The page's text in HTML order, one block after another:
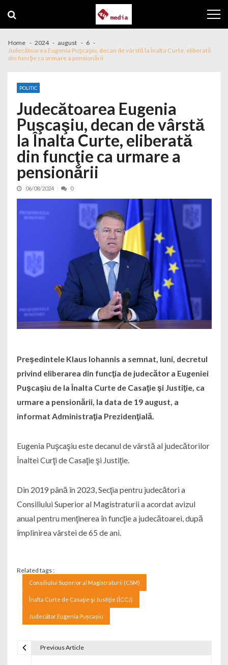
Home 2024 august
6
Judecătoarea Eugenia Puşcaşiu, decan de vârstă la Înalta Curte, eliberată
din funcţie ca urmare a pensionării
POLITIC
Judecătoarea Eugenia
Puşcaşiu, decan de vârstă
la Înalta Curte, eliberată
din funcţie ca urmare a
pensionării
06/08/2024 0
Preşedintele Klaus Iohannis a semnat, luni, decretul
privind eliberarea din funcţia de judecător a Eugeniei
Puşcaşiu de la Înalta Curte de Casaţie şi Justiţie, ca
urmare a pensionării, la data de 19 august, a
informat Administraţia Prezidenţială.
Eugenia Puşcaşiu este decanul de vârstă al judecătorilor
Înaltei Curţi de Casaţie şi Justiţie.
Din 2019 până în 2023, Secţia pentru judecători a
Consiliului Superior al Magistraturii a acordat avizul
anual pentru menţinerea în funcţie a judecătoarei, după
împlinirea vârstei de 65 de ani.
Related tags :
Consiliului Superior al Magistraturii (CSM)
Înalta Curte de Casaţie şi Justiţie (ÎCCJ)
Judecător Eugenia Pușcașiu
Previous Article